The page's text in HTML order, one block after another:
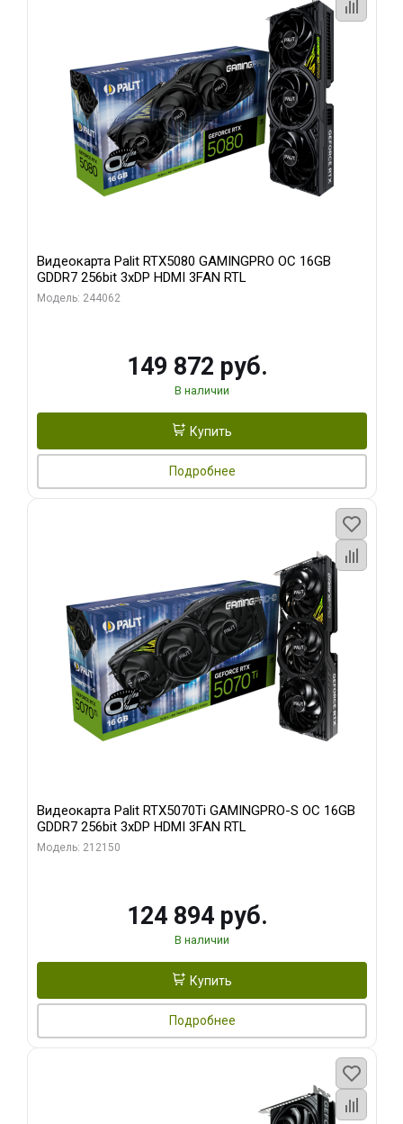
Видеокарта Palit RTX5080 GAMINGPRO OC 16GB
GDDR7 256bit 3xDP HDMI 3FAN RTL
Модель: 244062
149 872 руб.
В наличии
Купить
Подробнее
Видеокарта Palit RTX5070Ti GAMINGPRO-S OC 16GB
GDDR7 256bit 3xDP HDMI 3FAN RTL
Модель: 212150
124 894 руб.
В наличии
Купить
Подробнее